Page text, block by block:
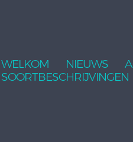
WELKOM NIEUWS
SOORTBESCHRIJVINGEN